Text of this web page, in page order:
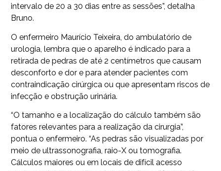
intervalo de 20 a 30 dias entre as sessões”, detalha
Bruno.
O enfermeiro Maurício Teixeira, do ambulatório de
urologia, lembra que o aparelho é indicado para a
retirada de pedras de até 2 centímetros que causam
desconforto e dor e para atender pacientes com
contraindicação cirúrgica ou que apresentam riscos de
infecção e obstrução urinária.
“O tamanho e a localização do cálculo também são
fatores relevantes para a realização da cirurgia”,
pontua o enfermeiro. “As pedras são visualizadas por
meio de ultrassonografia, raio-X ou tomografia.
Cálculos maiores ou em locais de difícil acesso